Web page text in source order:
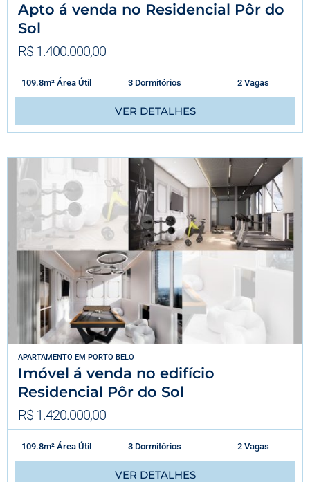
Apto á venda no Residencial Pôr do
Sol
R$ 1.400.000,00
109.8m² Área Útil 3 Dormitórios 2 Vagas
VER DETALHES
APARTAMENTO EM PORTO BELO
Imóvel á venda no edifício
Residencial Pôr do Sol
R$ 1.420.000,00
109.8m² Área Útil 3 Dormitórios 2 Vagas
VER DETALHES